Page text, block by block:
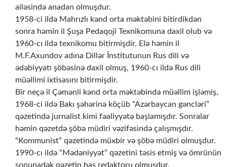
ailəsində anadan olmuşdur.
1958-ci ildə Mahrızlı kənd orta məktəbini bitirdikdən
sonra həmin il Şuşa Pedaqoji Texnikomuna daxil olub və
1960-cı ildə texnikomu bitirmişdir. Elə həmin il
M.F.Axundov adına Dillər İnstitutunun Rus dili və
ədəbiyyatı şöbəsinə daxil olmuş, 1960-cı ildə Rus dili
müəllimi ixtisasını bitirmişdir.
Bir neçə il Çəmənli kənd orta məktəbində müəllim işləmiş,
1968-ci ildə Bakı şəhərinə köçüb “Azərbaycan gəncləri”
qəzetində jurnalist kimi fəaliyyətə başlamışdır. Sonralar
həmin qəzetdə şöbə müdiri vəzifəsində çalışmışdır.
“Kommunist” qəzetində müxbir və şöbə müdiri olmuşdur.
1990-cı ildə “Mədəniyyət” qəzetini təsis etmiş və ömrünün
sonunadək qəzetin baş redaktoru olmuşdur.